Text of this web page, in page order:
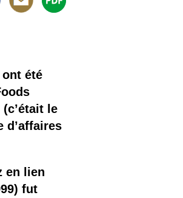
été
le
d’affaires
en lien
fut